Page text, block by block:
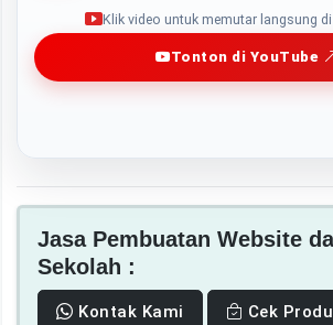
Klik video untuk memutar langsung di
Tonton di YouTube
Jasa Pembuatan Website
Sekolah :
Kontak Kami Cek